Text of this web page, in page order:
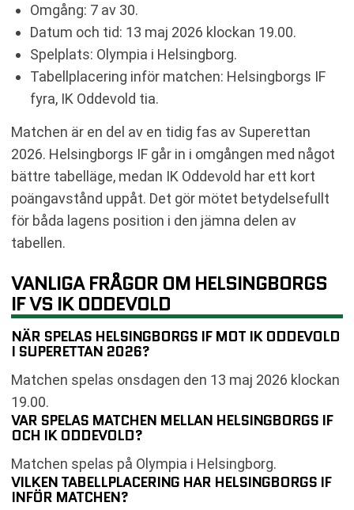
Omgång: 7 av 30.
Datum och tid: 13 maj 2026 klockan 19.00.
Spelplats: Olympia i Helsingborg.
Tabellplacering inför matchen: Helsingborgs IF
fyra, IK Oddevold tia.
Matchen är en del av en tidig fas av Superettan
2026. Helsingborgs IF går in i omgången med något
bättre tabelläge, medan IK Oddevold har ett kort
poängavstånd uppåt. Det gör mötet betydelsefullt
för båda lagens position i den jämna delen av
tabellen.
VANLIGA FRÅGOR OM HELSINGBORGS
IF VS IK ODDEVOLD
NÄR SPELAS HELSINGBORGS IF MOT IK ODDEVOLD
I SUPERETTAN 2026?
Matchen spelas onsdagen den 13 maj 2026 klockan
19.00.
VAR SPELAS MATCHEN MELLAN HELSINGBORGS IF
OCH IK ODDEVOLD?
Matchen spelas på Olympia i Helsingborg.
VILKEN TABELLPLACERING HAR HELSINGBORGS IF
INFÖR MATCHEN?